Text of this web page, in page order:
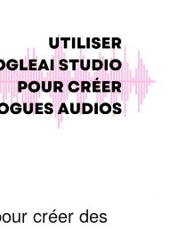
créer des